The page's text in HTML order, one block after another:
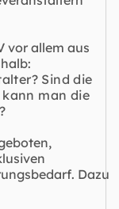
vor allem aus
Sind die
man die
Dazu